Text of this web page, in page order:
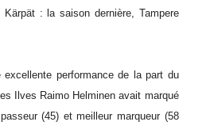
: la saison dernière, Tampere
performance de la part du
Ilves Raimo Helminen avait marqué
(45) et meilleur marqueur (58